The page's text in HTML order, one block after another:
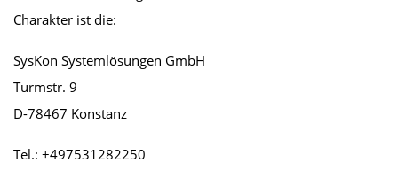
Charakter ist die:
SysKon Systemlösungen GmbH
Turmstr. 9
D-78467 Konstanz
Tel.: +497531282250